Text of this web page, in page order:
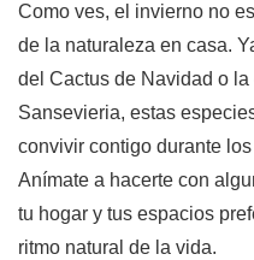
Como ves, el invierno no
de la naturaleza en casa.
del Cactus de Navidad o
Sansevieria, estas
convivir contigo durante
Anímate a hacerte con
tu hogar y tus espacios
ritmo natural de la vida.